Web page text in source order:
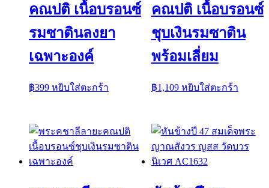
คณปติ เนื้อบรอนซ์
รมซาตินลงยา
เฉพาะองค์
฿399 หยิบใส่ตะกร้า
คณปติ เนื้อบรอนซ์
ชุบเงินรมซาติน
พร้อมเลี่ยม
฿1,109 หยิบใส่ตะกร้า